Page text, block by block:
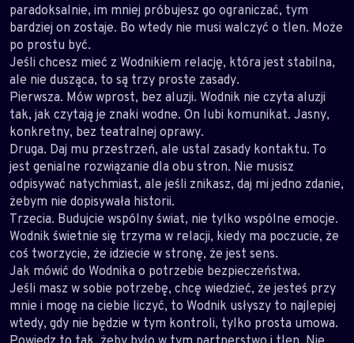
paradoksalnie, im mniej próbujesz go ograniczać, tym
bardziej on zostaje. Bo wtedy nie musi walczyć o tlen. Może
po prostu być.
Jeśli chcesz mieć z Wodnikiem relację, która jest stabilna,
ale nie dusząca, to są trzy proste zasady.
Pierwsza. Mów wprost, bez aluzji. Wodnik nie czyta aluzji
tak, jak czytają je znaki wodne. On lubi komunikat. Jasny,
konkretny, bez teatralnej oprawy.
Druga. Daj mu przestrzeń, ale ustal zasady kontaktu. To
jest genialne rozwiązanie dla obu stron. Nie musisz
odpisywać natychmiast, ale jeśli znikasz, daj mi jedno zdanie,
żebym nie dopisywała historii.
Trzecia. Budujcie wspólny świat, nie tylko wspólne emocje.
Wodnik świetnie się trzyma w relacji, kiedy ma poczucie, że
coś tworzycie, że idziecie w stronę, że jest sens.
Jak mówić do Wodnika o potrzebie bezpieczeństwa.
Jeśli masz w sobie potrzebę, chcę wiedzieć, że jesteś przy
mnie i mogę na ciebie liczyć, to Wodnik usłyszy to najlepiej
wtedy, gdy nie będzie w tym kontroli, tylko prosta umowa.